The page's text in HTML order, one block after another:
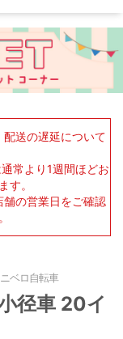
送の遅延について
常より1週間ほどお
す。
舗の営業日をご確認
ニベロ自転車
径車 20イ